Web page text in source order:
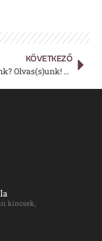
KÖVETKEZŐ
Olvasunk? Olvas(s)unk! – Szeptember 8. az olvasás világnapja
kincsek,